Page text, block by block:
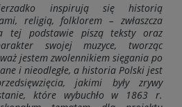
inspirują się historią
religią, folklorem – zwłaszcza
tej podstawie piszą teksty oraz
swojej muzyce, tworząc
jestem zwolennikiem sięgania po
i nieodległe, a historia Polski jest
jakimi były zrywy
które wybuchło w 1863 r.